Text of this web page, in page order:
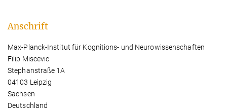
Anschrift
Max-Planck-Institut für Kognitions- und Neurowissenschaften
Filip Miscevic
Stephanstraße 1A
04103 Leipzig
Sachsen
Deutschland